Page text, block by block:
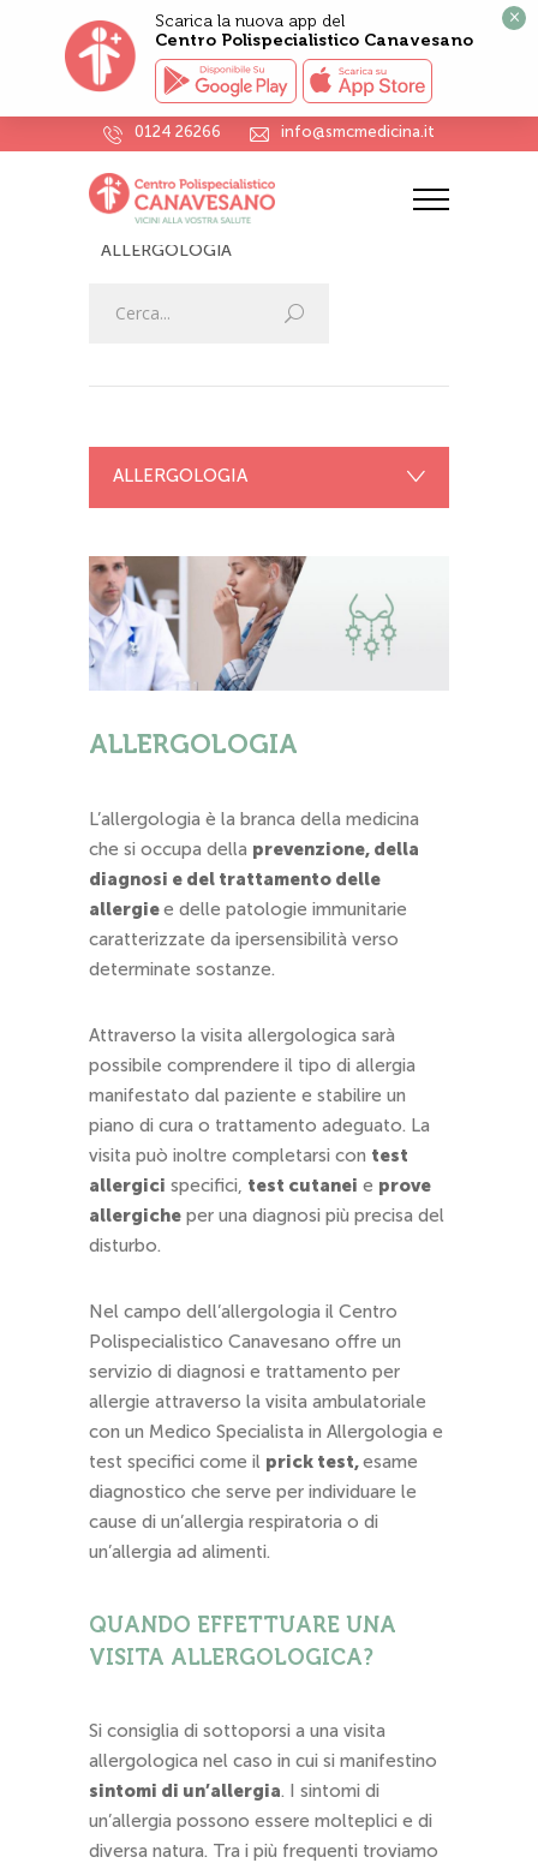
0124 26266 info@smcmedicina.it
ALLERGOLOGIA
HOME
VISITE SPECIALISTICHE
ALLERGOLOGIA
ALLERGOLOGIA
ALLERGOLOGIA
L’allergologia è la branca della medicina
che si occupa della prevenzione, della
diagnosi e del trattamento delle
allergiee delle patologie immunitarie
caratterizzate da ipersensibilità verso
determinate sostanze.
Attraverso la visita allergologica sarà
possibile comprendere il tipo di allergia
manifestato dal paziente e stabilire un
piano di cura o trattamento adeguato. La
visita può inoltre completarsi con test
allergici specifici, test cutanei e prove
allergiche per una diagnosi più precisa del
disturbo.
Nel campo dell’allergologia il Centro
Polispecialistico Canavesano offre un
servizio di diagnosi e trattamento per
allergie attraverso la visita ambulatoriale
con un Medico Specialista in Allergologia e
test specifici come il prick test,esame
diagnostico che serve per individuare le
cause di un’allergia respiratoria o di
un’allergia ad alimenti.
QUANDO EFFETTUARE UNA
VISITA ALLERGOLOGICA?
Si consiglia di sottoporsi a una visita
allergologica nel caso in cui si manifestino
sintomi di un’allergia. I sintomi di
un’allergia possono essere molteplici e di
diversa natura. Tra i più frequenti troviamo
Scarica la nuova app del
Centro Polispecialistico Canavesano
×